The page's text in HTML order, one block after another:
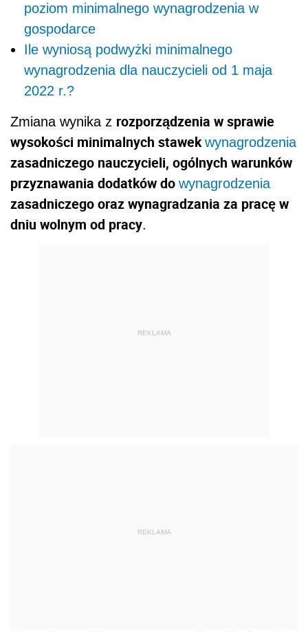
poziom minimalnego wynagrodzenia w
gospodarce
Ile wyniosą podwyżki minimalnego
wynagrodzenia dla nauczycieli od 1 maja
2022 r.?
Zmiana wynika z rozporządzenia w sprawie
wysokości minimalnych stawekwynagrodzenia
zasadniczego nauczycieli, ogólnych warunków
przyznawania dodatków do wynagrodzenia
zasadniczego oraz wynagradzania za pracę w
dniu wolnym od pracy.
REKLAMA
REKLAMA